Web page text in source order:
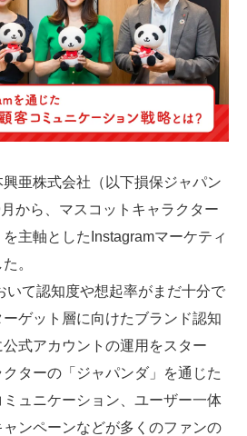
亜株式会社（以下損保ジャパン
から、マスコットキャラクター
主軸としたInstagramマーケティ
。
いて認知度や想起率がまだ十分で
ゲット層に向けたブランド認知
式アカウントの運用をスター
クターの「ジャパンダ」を通じた
ュニケーション、ユーザー一体
ンペーンなどが多くのファンの